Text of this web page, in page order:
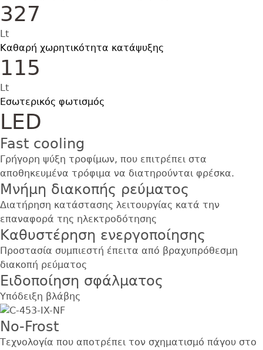
327
Lt
Καθαρή χωρητικότητα κατάψυξης
115
Lt
Εσωτερικός φωτισμός
LED
Fast cooling
Γρήγορη ψύξη τροφίμων, που επιτρέπει στα
αποθηκευμένα τρόφιμα να διατηρούνται φρέσκα.
Μνήμη διακοπής ρεύματος
Διατήρηση κατάστασης λειτουργίας κατά την
επαναφορά της ηλεκτροδότησης
Καθυστέρηση ενεργοποίησης
Προστασία συμπιεστή έπειτα από βραχυπρόθεσμη
διακοπή ρεύματος
Eιδοποίηση σφάλματος
Υπόδειξη βλάβης
No-Frost
Τεχνολογία που αποτρέπει τον σχηματισμό πάγου στο